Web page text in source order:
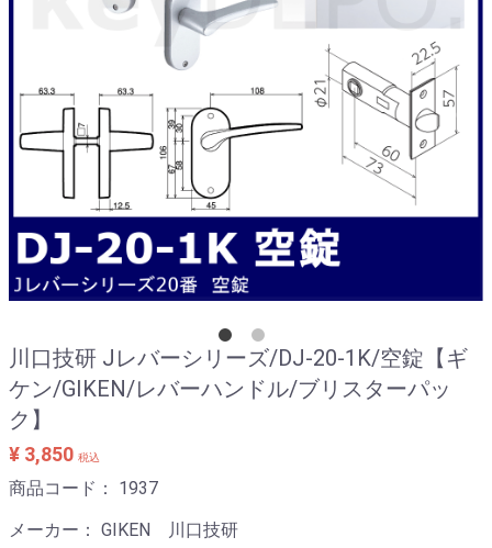
川口技研 Jレバーシリーズ/DJ-20-1K/空錠【ギ
ケン/GIKEN/レバーハンドル/ブリスターパッ
ク】
¥ 3,850 税込
商品コード： 1937
メーカー： GIKEN 川口技研